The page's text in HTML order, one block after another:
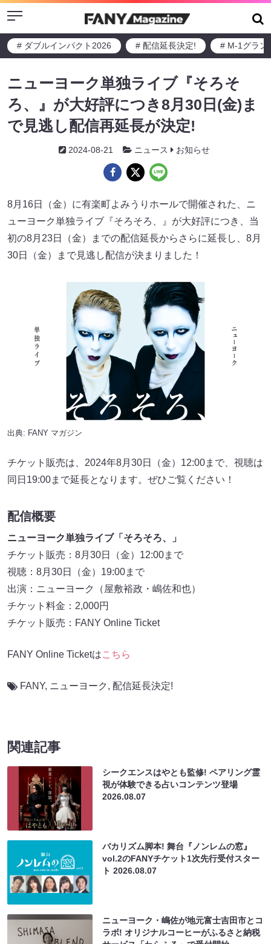
Menu
# ダブルインパクト2026 # 配信延長決定! # M-1グラン
ニューヨーク単独ライブ『そろそ
ろ、』が大好評につき8月30日(金)ま
で見逃し配信再延長が決定!
2024-08-21 ニュース お知らせ
8月16日（金）に有楽町よみうりホールで開催された、ニ
ューヨーク単独ライブ『そろそろ、』が大好評につき、当
初の8月23日（金）までの配信延長からさらに延長し、8月
30日（金）まで見逃し配信が決まりました！
出典: FANY マガジン
チケット販売は、2024年8月30日（金）12:00まで、視聴は
同日19:00まで延長となります。ぜひご覧ください！
配信概要
ニューヨーク単独ライブ「そろそろ、」
チケット販売：8月30日（金）12:00まで
視聴：8月30日（金）19:00まで
出演：ニューヨーク（屋敷裕政・嶋佐和也）
チケット料金：2,000円
チケット販売：FANY Online Ticket
FANY Online Ticketはこちら
FANY, ニューヨーク , 配信延長決定!
関連記事
シークエンスはやとも監修! ペアリング霊
視が体験できる占いコンテンツ登場
2026.08.07
バカリズム脚本! 舞台『ノンレムの窓』
vol.2のFANYチケット1次先行受付スター
ト2026.08.07
ニューヨーク・嶋佐が地元富士吉田市とコ
ラボ! オリジナルコーヒーがふるさと納税